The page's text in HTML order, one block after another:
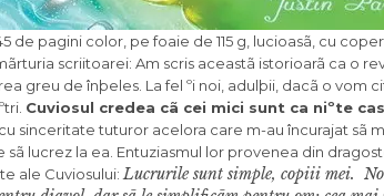
de pagini color, pe foaie de 115 g, lucioasã, cu
scriitoarei: Am scris aceastã istorioarã ca o
greu de înþeles. La fel ºi noi, adulþii, dacã o vom
Cuviosul credea cã cei mici sunt ca niºte
sinceritate tuturor acelora care m-au încurajat sã
sã lucrez la ea. Entuziasmul lor pro­venea din
ale Cuviosului: Lucrurile sunt simple, copiii mei.